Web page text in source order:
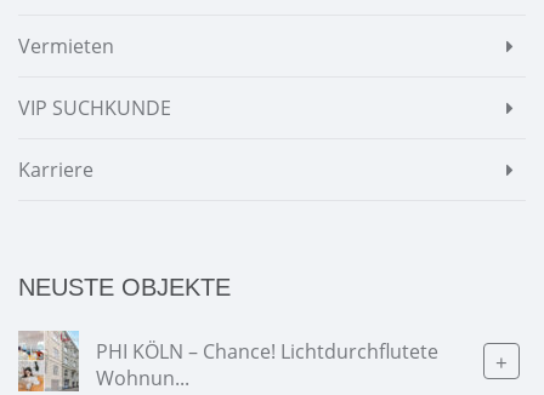
Vermieten
VIP SUCHKUNDE
Karriere
NEUSTE OBJEKTE
PHI KÖLN – Chance! Lichtdurchflutete
Wohnun...
+